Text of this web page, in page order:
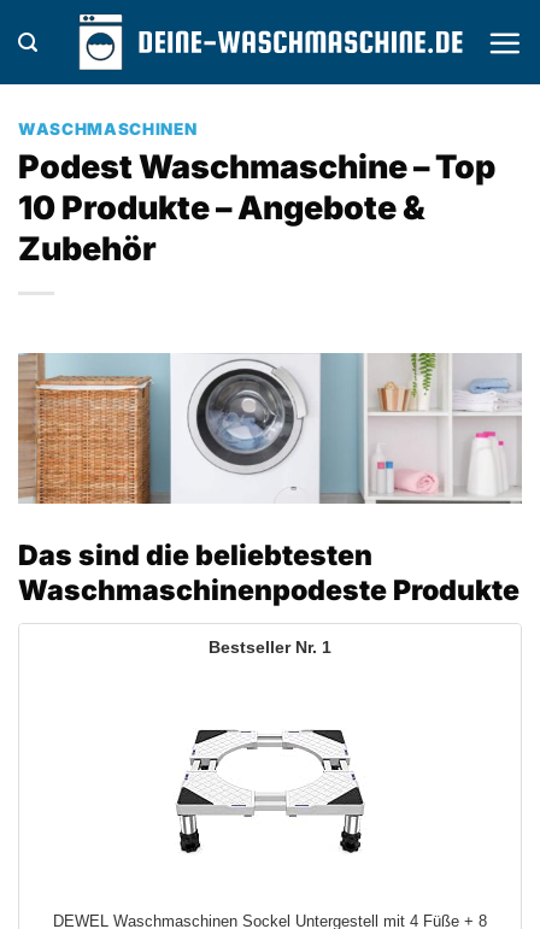
Inhalt
springen
WASCHMASCHINEN
Podest Waschmaschine – Top
10 Produkte – Angebote &
Zubehör
Das sind die beliebtesten
Waschmaschinenpodeste Produkte
1
DEWEL Waschmaschinen Sockel Untergestell mit 4 Füße + 8